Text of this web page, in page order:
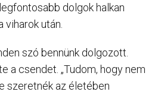
dolgok halkan
viharok után.
szó bennünk dolgozott.
a csendet. „Tudom, hogy nem
szeretnék az életében